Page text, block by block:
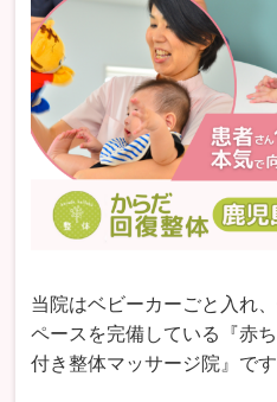
当院はベビーカーごと入れ
ペースを完備している『赤
付き整体マッサージ院』で